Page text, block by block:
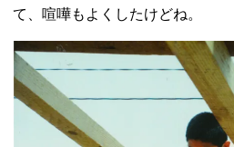
て、喧嘩もよくしたけどね。